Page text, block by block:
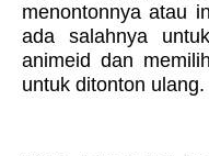
menontonnya atau
ada salahnya
animeid dan
untuk ditonton ulang.